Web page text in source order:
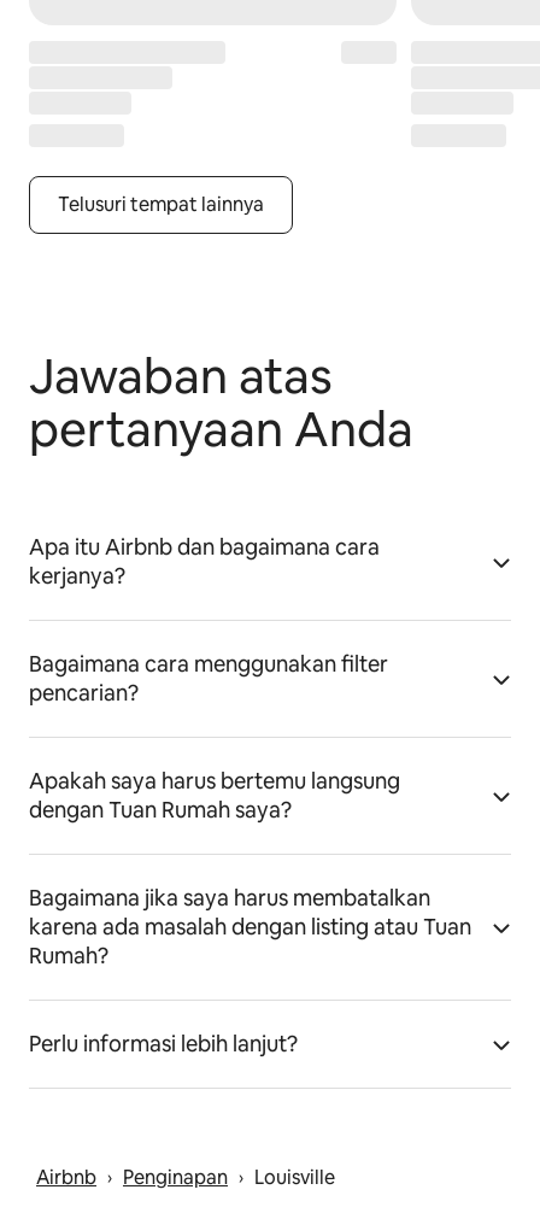
Telusuri tempat lainnya
Jawaban atas
pertanyaan Anda
Apa itu Airbnb dan bagaimana cara
kerjanya?
Bagaimana cara menggunakan filter
pencarian?
Apakah saya harus bertemu langsung
dengan Tuan Rumah saya?
Bagaimana jika saya harus membatalkan
karena ada masalah dengan listing atau Tuan
Rumah?
Perlu informasi lebih lanjut?
Airbnb › Penginapan › Louisville